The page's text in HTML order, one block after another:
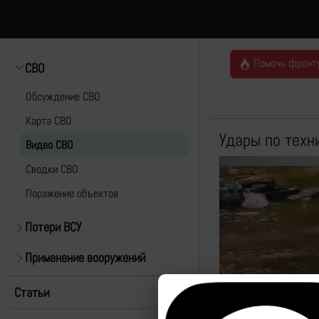
СВО
Обсуждение СВО
Карта СВО
Видео СВО
Cводки СВО
Поражение объектов
Потери ВСУ
Применение вооружений
Статьи
Помочь
Удары по